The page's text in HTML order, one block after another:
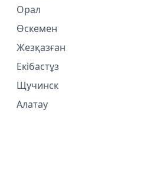
Орал
Өскемен
Жезқазған
Екібастұз
Щучинск
Алатау